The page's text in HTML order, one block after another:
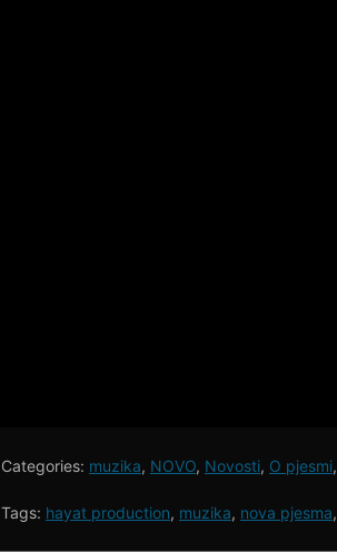
Categories: muzika, NOVO, Novosti, O pjesmi,
Tags: hayat production, muzika, nova pjesma,